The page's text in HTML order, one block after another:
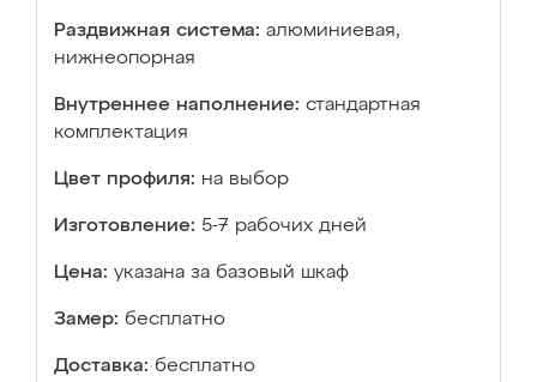
Раздвижная система: алюминиевая,
нижнеопорная
Внутреннее наполнение: стандартная
комплектация
Цвет профиля: на выбор
Изготовление: 5-7 рабочих дней
Цена: указана за базовый шкаф
Замер: бесплатно
Доставка: бесплатно